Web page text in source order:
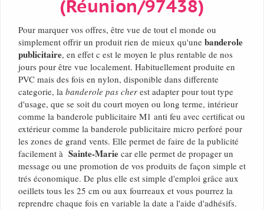
(Réunion/97438)
Pour marquer vos offres, être vue de tout el monde ou
simplement offrir un produit rien de mieux qu'une banderole
publicitaire, en effet c est le moyen le plus rentable de nos
jours pour être vue localement. Habituellement produite en
PVC mais des fois en nylon, disponible dans differente
categorie, la banderole pas cher est adapter pour tout type
d'usage, que se soit du court moyen ou long terme, intérieur
comme la banderole publicitaire M1 anti feu avec certificat ou
extérieur comme la banderole publicitaire micro perforé pour
les zones de grand vents. Elle permet de faire de la publicité
facilement à Sainte-Marie car elle permet de propager un
message ou une promotion de vos produits de façon simple et
trés économique. De plus elle est simple d'emploi grâce aux
oeillets tous les 25 cm ou aux fourreaux et vous pourrez la
reprendre chaque fois en variable la date a l'aide d'adhésifs.